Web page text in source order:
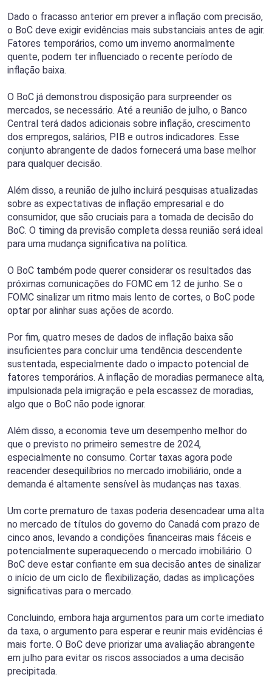
Dado o fracasso anterior em prever a inflação com precisão,
o BoC deve exigir evidências mais substanciais antes de agir.
Fatores temporários, como um inverno anormalmente
quente, podem ter influenciado o recente período de
inflação baixa.
O BoC já demonstrou disposição para surpreender os
mercados, se necessário. Até a reunião de julho, o Banco
Central terá dados adicionais sobre inflação, crescimento
dos empregos, salários, PIB e outros indicadores. Esse
conjunto abrangente de dados fornecerá uma base melhor
para qualquer decisão.
Além disso, a reunião de julho incluirá pesquisas atualizadas
sobre as expectativas de inflação empresarial e do
consumidor, que são cruciais para a tomada de decisão do
BoC. O timing da previsão completa dessa reunião será ideal
para uma mudança significativa na política.
O BoC também pode querer considerar os resultados das
próximas comunicações do FOMC em 12 de junho. Se o
FOMC sinalizar um ritmo mais lento de cortes, o BoC pode
optar por alinhar suas ações de acordo.
Por fim, quatro meses de dados de inflação baixa são
insuficientes para concluir uma tendência descendente
sustentada, especialmente dado o impacto potencial de
fatores temporários. A inflação de moradias permanece alta,
impulsionada pela imigração e pela escassez de moradias,
algo que o BoC não pode ignorar.
Além disso, a economia teve um desempenho melhor do
que o previsto no primeiro semestre de 2024,
especialmente no consumo. Cortar taxas agora pode
reacender desequilíbrios no mercado imobiliário, onde a
demanda é altamente sensível às mudanças nas taxas.
Um corte prematuro de taxas poderia desencadear uma alta
no mercado de títulos do governo do Canadá com prazo de
cinco anos, levando a condições financeiras mais fáceis e
potencialmente superaquecendo o mercado imobiliário. O
BoC deve estar confiante em sua decisão antes de sinalizar
o início de um ciclo de flexibilização, dadas as implicações
significativas para o mercado.
Concluindo, embora haja argumentos para um corte imediato
da taxa, o argumento para esperar e reunir mais evidências é
mais forte. O BoC deve priorizar uma avaliação abrangente
em julho para evitar os riscos associados a uma decisão
precipitada.